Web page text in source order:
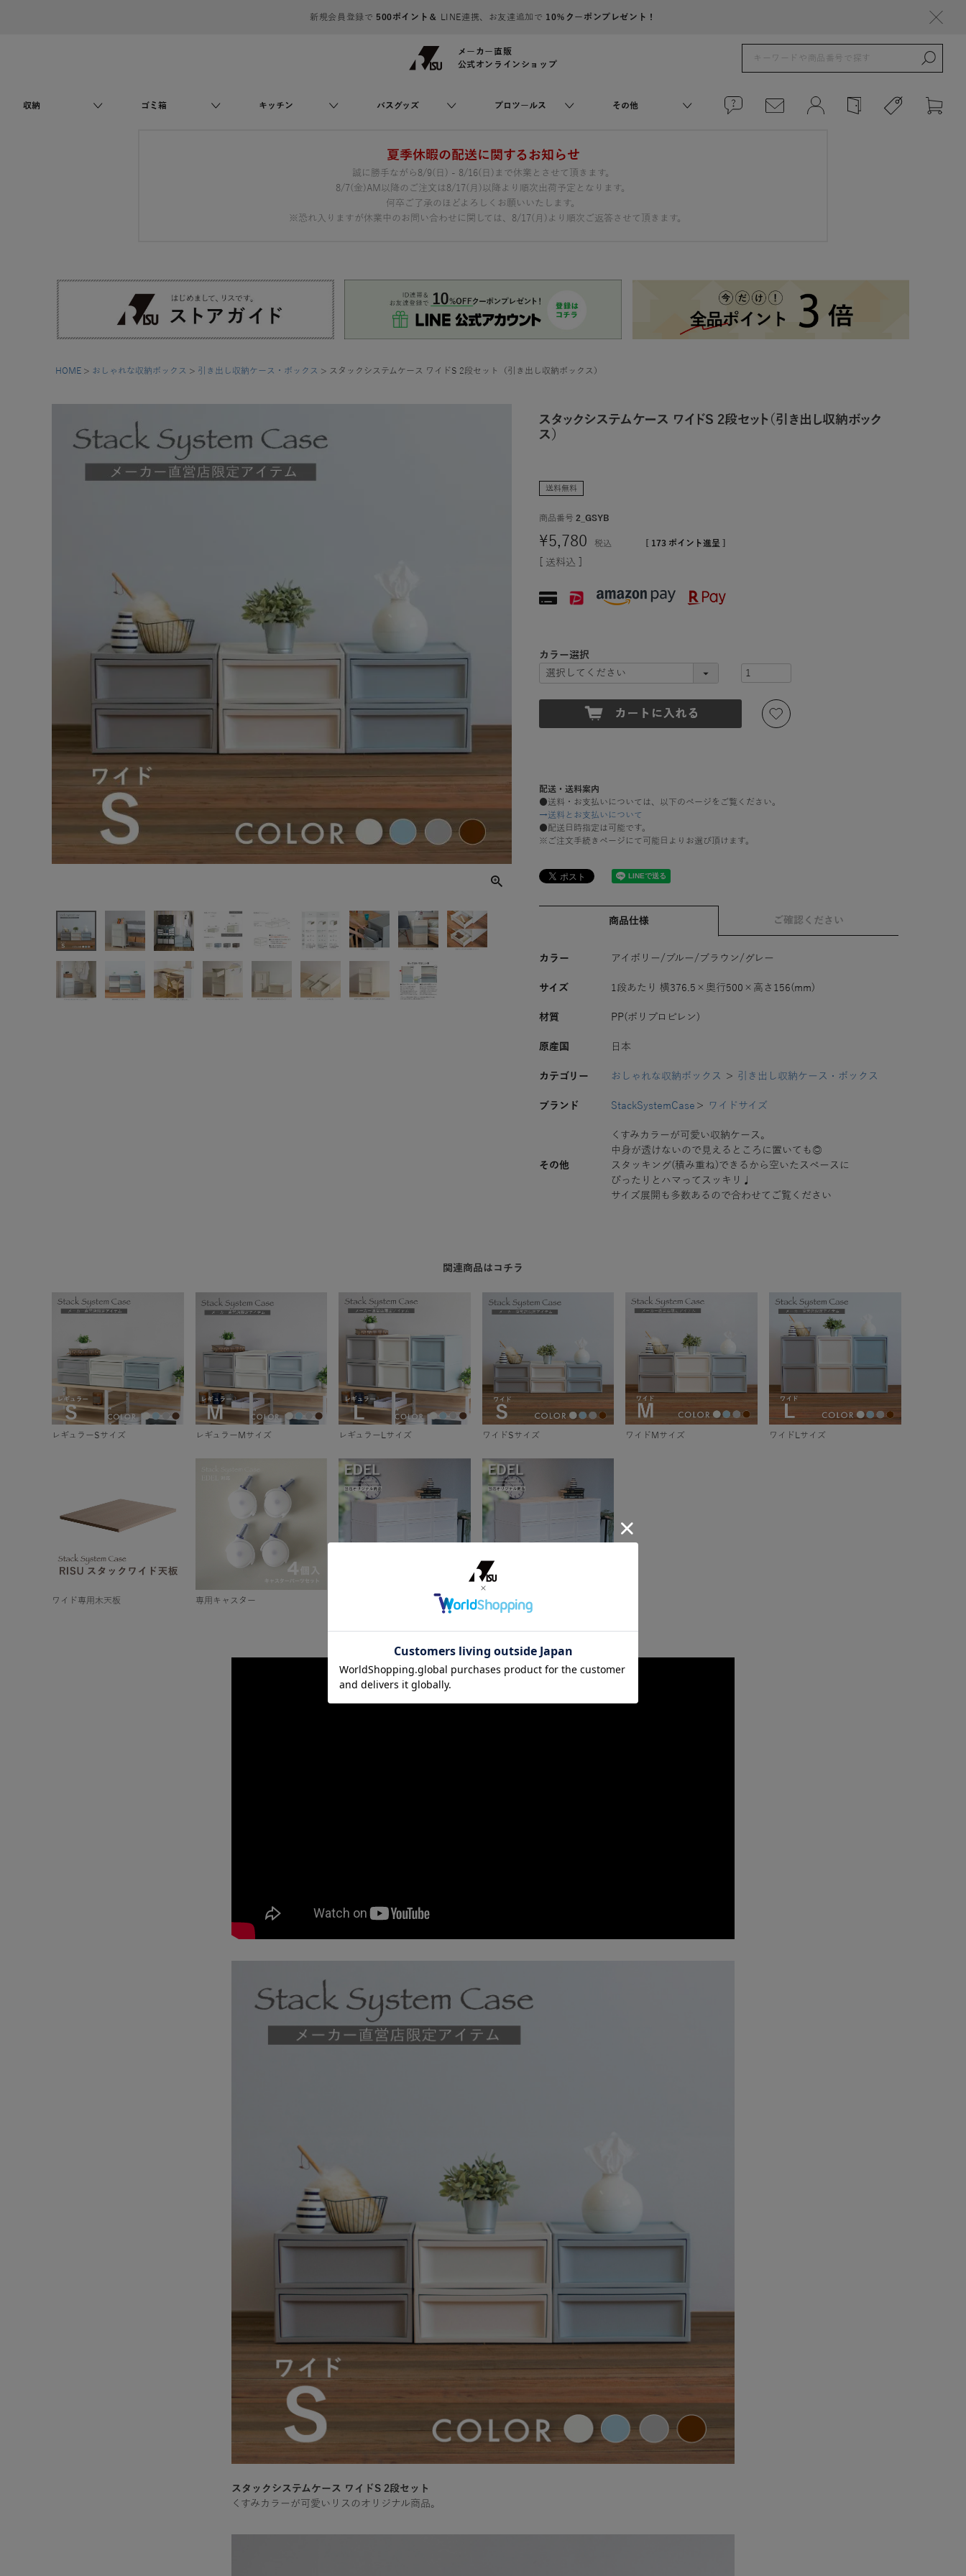
新規会員登録で 500ポイント＆ LINE連携、お友達追加で 10％クーポンプレゼント！
メーカー直販
公式オンラインショップ
収納 ゴミ箱 キッチン バスグッズ プロツールス その他
夏季休暇の配送に関するお知らせ
誠に勝手ながら8/9(日) - 8/16(日)まで休業とさせて頂きます。
8/7(金)AM以降のご注文は8/17(月)以降より順次出荷予定となります。
何卒ご了承のほどよろしくお願いいたします。
※恐れ入りますが休業中のお問い合わせに関しては、8/17(月)より順次ご返答させて頂きます。
HOME おしゃれな収納ボックス 引き出し収納ケース・ボックス スタックシステムケース ワイドS 2段セット（引き出し収納ボックス）
スタックシステムケース ワイドS 2段セット（引き出し収納ボック
ス）
送料無料
商品番号 2_GSYB
¥5,780 税込 173 ポイント進呈 ]
送料込
カラー選択
配送・送料案内
●送料・お支払いについては、以下のページをご覧ください。
→送料とお支払いについて
●配送日時指定は可能です。
※ご注文手続きページにて可能日よりお選び頂けます。
商品仕様 ご確認ください
カラー アイボリー/ブルー/ブラウン/グレー
サイズ 1段あたり 横376.5×奥行500×高さ156(mm)
材質 PP(ポリプロピレン)
原産国 日本
カテゴリー おしゃれな収納ボックス ＞ 引き出し収納ケース・ボックス
ブランド StackSystemCase ＞ ワイドサイズ
その他
くすみカラーが可愛い収納ケース。
中身が透けないので見えるところに置いても◎
スタッキング(積み重ね)できるから空いたスペースに
ぴったりとハマってスッキリ♩
サイズ展開も多数あるので合わせてご覧ください
関連商品はコチラ
レギュラーSサイズ レギュラーMサイズ レギュラーLサイズ ワイドSサイズ ワイドMサイズ ワイドLサイズ
ワイド専用木天板 専用キャスター エーデルケースL
スタックシステムケース ワイドS 2段セット
くすみカラーが可愛いリスのオリジナル商品。